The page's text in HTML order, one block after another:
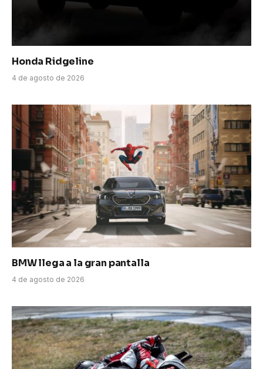
Honda Ridgeline
4 de agosto de 2026
BMW llega a la gran pantalla
4 de agosto de 2026